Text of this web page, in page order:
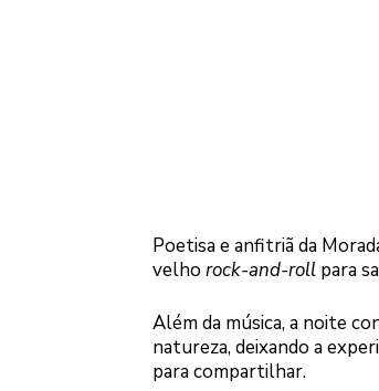
Poetisa e anfitriã da
velho rock-and-rollpara
Além da música, a noite
natureza, deixando a
para compartilhar.